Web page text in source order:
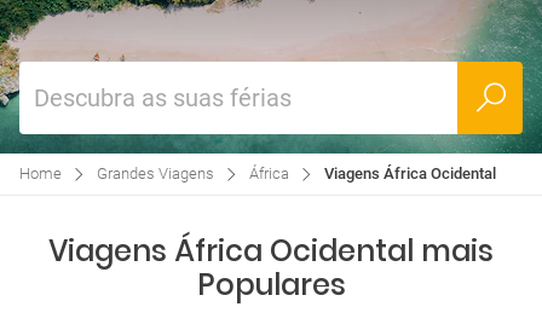
Descubra as suas férias
Home Grandes Viagens África Viagens África Ocidental
Viagens África Ocidental mais
Populares